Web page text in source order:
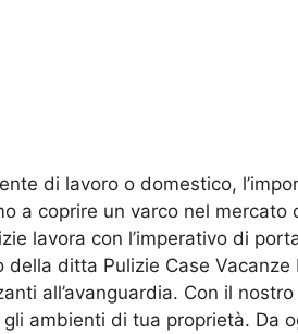
di lavoro o domestico,
a coprire un varco nel
lavora con l’imperativo di
ditta Pulizie Case Vacanze
all’avanguardia. Con il
ambienti di tua proprietà. Da